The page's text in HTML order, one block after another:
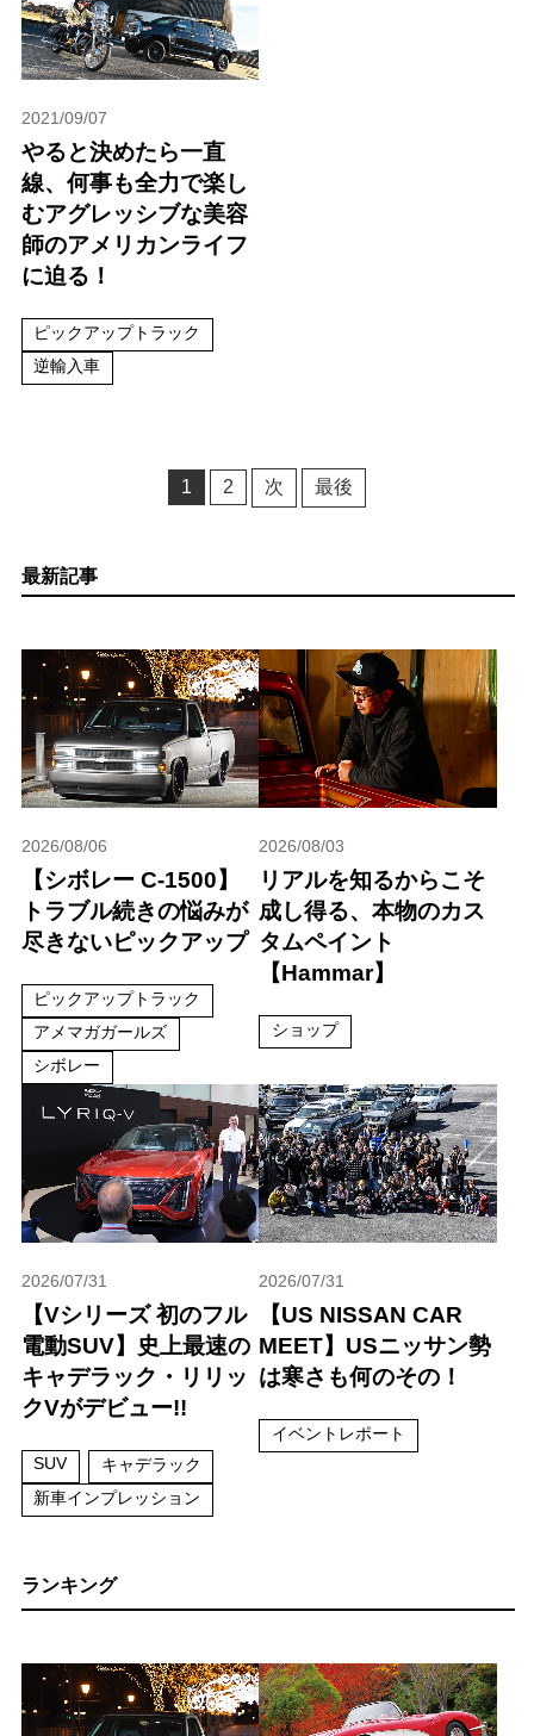
2021/09/07
やると決めたら一直
線、何事も全力で楽し
むアグレッシブな美容
師のアメリカンライフ
に迫る！
ピックアップトラック
逆輸入車
1 2 次 最後
最新記事
2026/08/06
【シボレー C-1500】
トラブル続きの悩みが
尽きないピックアップ
ピックアップトラック
アメマガガールズ
シボレー
2026/08/03
リアルを知るからこそ
成し得る、本物のカス
タムペイント
【Hammar】
ショップ
2026/07/31
【Vシリーズ 初のフル
電動SUV】史上最速の
キャデラック・リリッ
クVがデビュー!!
SUV
キャデラック
新車インプレッション
2026/07/31
【US NISSAN CAR
MEET】USニッサン勢
は寒さも何のその！
イベントレポート
ランキング